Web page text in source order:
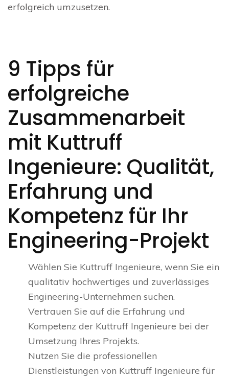
erfolgreich umzusetzen.
9 Tipps für
erfolgreiche
Zusammenarbeit
mit Kuttruff
Ingenieure: Qualität,
Erfahrung und
Kompetenz für Ihr
Engineering-Projekt
Wählen Sie Kuttruff Ingenieure, wenn Sie ein
qualitativ hochwertiges und zuverlässiges
Engineering-Unternehmen suchen.
Vertrauen Sie auf die Erfahrung und
Kompetenz der Kuttruff Ingenieure bei der
Umsetzung Ihres Projekts.
Nutzen Sie die professionellen
Dienstleistungen von Kuttruff Ingenieure für